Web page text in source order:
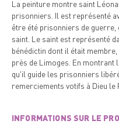
La peinture montre saint
prisonniers. Il est représenté
être été prisonniers de
saint. Le saint est représenté
bénédictin dont il était
près de Limoges. En montrant
qu'il guide les prisonniers
remerciements votifs à Dieu le
INFORMATIONS SUR LE